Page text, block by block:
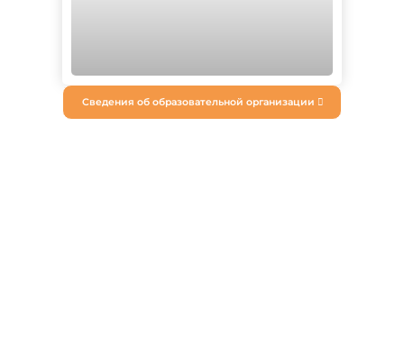
Сведения об образовательной организации